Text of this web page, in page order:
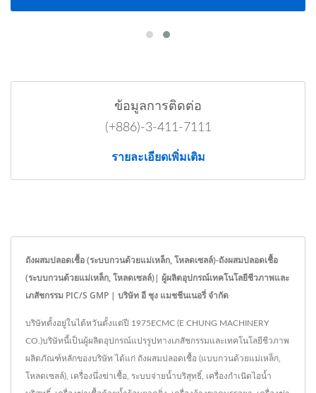
ข้อมูลการติดต่อ
(+886)-3-411-7111
รายละเอียดเพิ่มเติม
ถังผสมปลอดเชื้อ (ระบบกวนด้วยแม่เหล็ก, โหลดเซลล์)-ถังผสมปลอดเชื้อ
(ระบบกวนด้วยแม่เหล็ก, โหลดเซลล์)| ผู้ผลิตอุปกรณ์เทคโนโลยีชีวภาพและ
เภสัชกรรม PIC/S GMP | บริษัท อี ชุง แมชชีนเนอรี่ จำกัด
บริษัทตั้งอยู่ในไต้หวันตั้งแต่ปี 1975ECMC (E CHUNG MACHINERY
CO.)บริษัทนี้เป็นผู้ผลิตอุปกรณ์แปรรูปทางเภสัชกรรมและเทคโนโลยีชีวภาพ
ผลิตภัณฑ์หลักของบริษัท ได้แก่ ถังผสมปลอดเชื้อ (แบบกวนด้วยแม่เหล็ก,
โหลดเซลล์), เครื่องนึ่งฆ่าเชื้อ, ระบบจ่ายน้ำบริสุทธิ์, เครื่องกำเนิดไอน้ำ